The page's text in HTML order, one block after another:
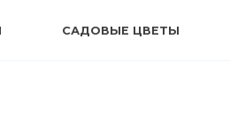
САДОВЫЕ ЦВЕТЫ